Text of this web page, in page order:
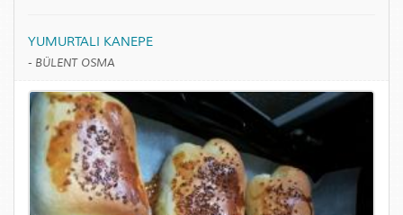
YUMURTALI KANEPE
- BÜLENT OSMA